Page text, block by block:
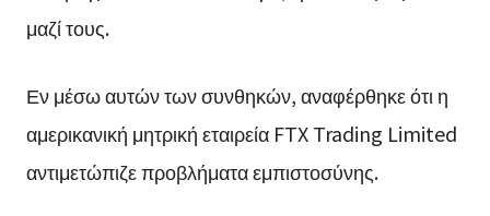
μαζί τους.
Εν μέσω αυτών των συνθηκών, αναφέρθηκε ότι η
αμερικανική μητρική εταιρεία FTX Trading Limited
αντιμετώπιζε προβλήματα εμπιστοσύνης.